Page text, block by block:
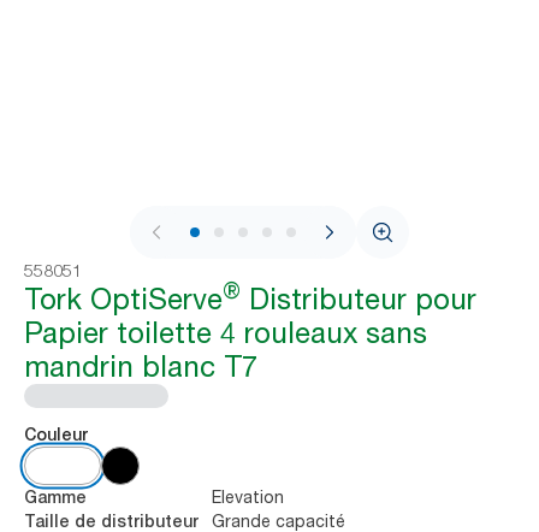
1 / 7
558051
Tork OptiServe® Distributeur pour
Papier toilette 4 rouleaux sans
mandrin blanc T7
Couleur
Gamme Elevation
Taille de distributeur Grande capacité